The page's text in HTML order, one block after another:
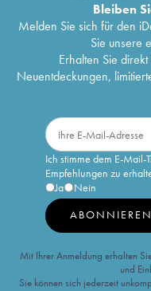
Bleiben
Melden Sie sich für den
Sie unsere
Erhalten Sie
Neuentdeckungen,
Ich stimme dem E-Mail-
Empfehlungen zu
Ja
Nein
ABONNIEREN
Mit Ihrer Anmeldung erhalten
und
Sie können sich jederzeit